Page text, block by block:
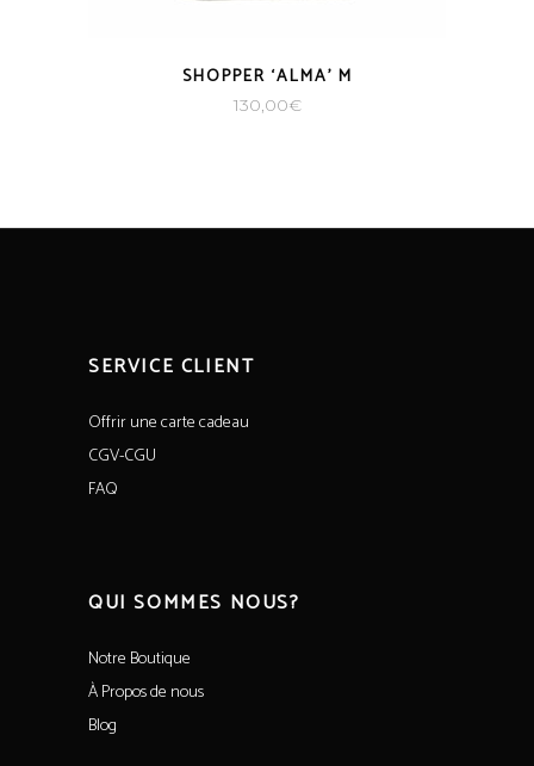
SHOPPER ‘ALMA’ M
130,00€
SERVICE CLIENT
Offrir une carte cadeau
CGV-CGU
FAQ
QUI SOMMES NOUS?
Notre Boutique
À Propos de nous
Blog